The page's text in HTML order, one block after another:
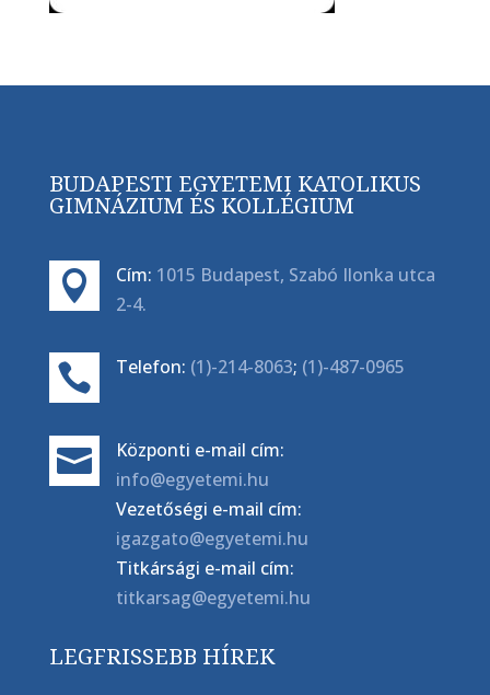
BUDAPESTI EGYETEMI KATOLIKUS
GIMNÁZIUM ÉS KOLLÉGIUM
 Cím: 1015 Budapest, Szabó Ilonka utca
2-4.
 Telefon: (1)-214-8063; (1)-487-0965

Központi e-mail cím:
info@egyetemi.hu
Vezetőségi e-mail cím:
igazgato@egyetemi.hu
Titkársági e-mail cím:
titkarsag@egyetemi.hu
LEGFRISSEBB HÍREK